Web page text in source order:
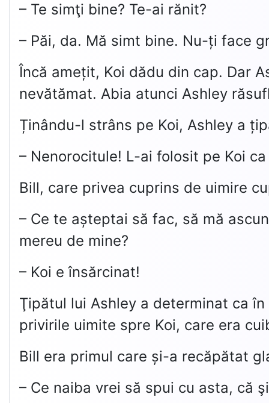
– Te simţi bine? Te-ai rănit?
– Păi, da. Mă simt bine. Nu-ți face
Încă amețit, Koi dădu din cap. Dar
nevătămat. Abia atunci Ashley
Ținându-l strâns pe Koi, Ashley a
– Nenorocitule! L-ai folosit pe Koi
Bill, care privea cuprins de uimire
– Ce te așteptai să fac, să mă
mereu de mine?
– Koi e însărcinat!
Ţipătul lui Ashley a determinat ca
privirile uimite spre Koi, care era
Bill era primul care și-a recăpătat
– Ce naiba vrei să spui cu asta, că